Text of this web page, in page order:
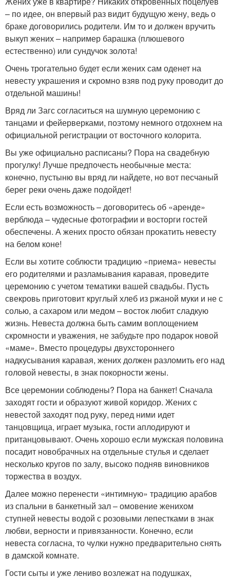
– по идее, он впервый раз видит будущую жену, ведь о
браке договорились родители. Им то и должен вручить
выкуп жених – например барашка (плюшевого
естественно) или сундучок золота!
Очень трогательно будет если жених сам оденет на
невесту украшения и скромно взяв под руку проводит до
отдельной машины!
Вряд ли Загс согласиться на шумную церемонию с
танцами и фейерверками, поэтому немного отдохнем на
официальной регистрации от восточного колорита.
Вы уже официально расписаны? Пора на свадебную
прогулку! Лучше предпочесть необычные места:
конечно, пустыню вы вряд ли найдете, но вот песчаный
берег реки очень даже подойдет!
Если есть возможность – договоритесь об «аренде»
верблюда – чудесные фотографии и восторги гостей
обеспечены. А жених просто обязан прокатить невесту
на белом коне!
Если вы хотите соблюсти традицию «приема» невесты
его родителями и разламывания каравая, проведите
церемонию с учетом тематики вашей свадьбы. Пусть
свекровь приготовит круглый хлеб из ржаной муки и не с
солью, а сахаром или медом – восток любит сладкую
жизнь. Невеста должна быть самим воплощением
скромности и уважения, не забудьте про подарок новой
«маме». Вместо процедуры двухстороннего
надкусывания каравая, жених должен разломить его над
головой невесты, в знак покорности жены.
Все церемонии соблюдены? Пора на банкет! Сначала
заходят гости и образуют живой коридор. Жених с
невестой заходят под руку, перед ними идет
танцовщица, играет музыка, гости аплодируют и
пританцовывают. Очень хорошо если мужская половина
посадит новобрачных на отдельные стулья и сделает
несколько кругов по залу, высоко подняв виновников
торжества в воздух.
Далее можно перенести «интимную» традицию арабов
из спальни в банкетный зал – омовение женихом
ступней невесты водой с розовыми лепестками в знак
любви, верности и привязанности. Конечно, если
невеста согласна, то чулки нужно предварительно снять
в дамской комнате.
Гости сыты и уже лениво возлежат на подушках,